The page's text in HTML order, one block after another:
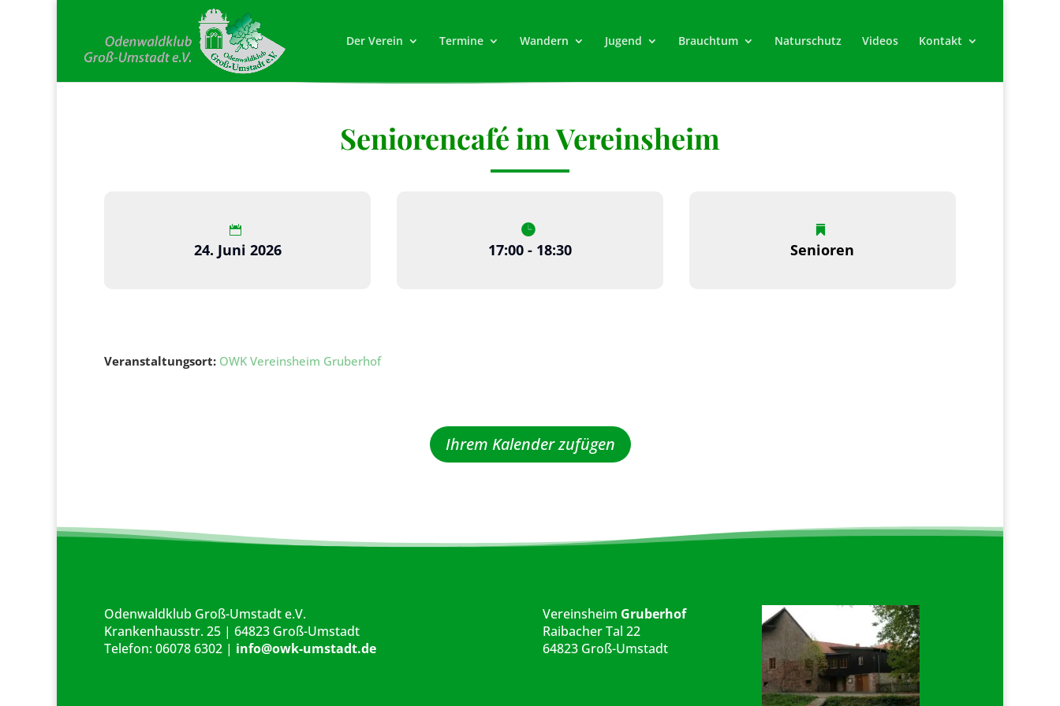
Der Verein Termine Wandern Jugend Brauchtum Naturschutz Videos Kontakt
Seniorencafé im Vereinsheim
24. Juni 2026 17:00 - 18:30 Senioren
Veranstaltungsort: OWK Vereinsheim Gruberhof
Ihrem Kalender zufügen
Odenwaldklub Groß-Umstadt e.V.
Krankenhausstr. 25 | 64823 Groß-Umstadt
Telefon: 06078 6302 | info@owk-umstadt.de
Vereinsheim Gruberhof
Raibacher Tal 22
64823 Groß-Umstadt